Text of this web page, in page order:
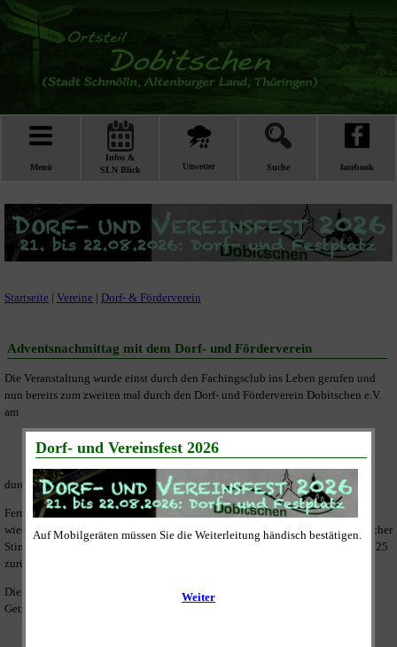
Menü
Infos &
SLN Blick
Unwetter Suche facebook
Startseite Vereine Dorf- & Förderverein
Adventsnachmittag mit dem Dorf- und Förderverein
Die Veranstaltung wurde einst durch den Fachingsclub ins Leben gerufen und
nun bereits zum zweiten mal durch den Dorf- und Förderverein Dobitschen e.V.
am
Samstag, 20.12.2025 - 16:00 Uhr
an der alten Brauerei Dobitschen
durchgeführt.
Fernab vom Stress der großen Weihnachtsmärkte wird es also auch dieses Jahr
wieder die Möglichkeit für die Dorfgemeinschaft geben, sich bei weihnachtlicher
Stimmung und Leckereien an der alten Brauerei zu treffen und auf das Jahr 2025
zurück zu schauen und Pläne für 2026 zu schmieden.
Die meisten Vorhaben beginnen bekanntlich mit dem Satz: "Halt mal mein
Getränk, ich habe da eine Idee!"